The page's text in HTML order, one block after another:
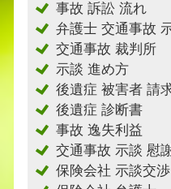
事故 訴訟 流れ
弁護士 交通事故
交通事故 裁判所
示談 進め方
後遺症 被害者 請
後遺症 診断書
事故 逸失利益
交通事故 示談 慰
保険会社 示談交渉